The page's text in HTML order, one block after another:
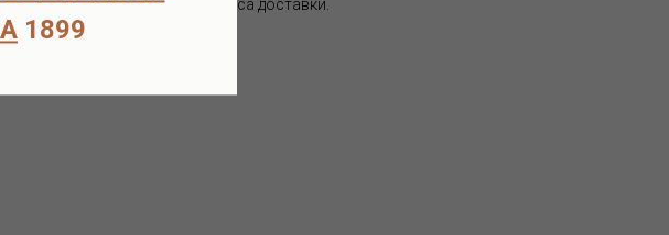
1899
700р, в зависимости от адреса доставки.
и адреса доставки
способом: